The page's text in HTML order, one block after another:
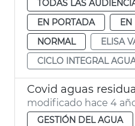
TODAS LAS
EN PORTADA
EN
NORMAL
ELISA
CICLO INTEGRAL
Covid aguas
modificado hace 4
GESTIÓN DEL AGUA